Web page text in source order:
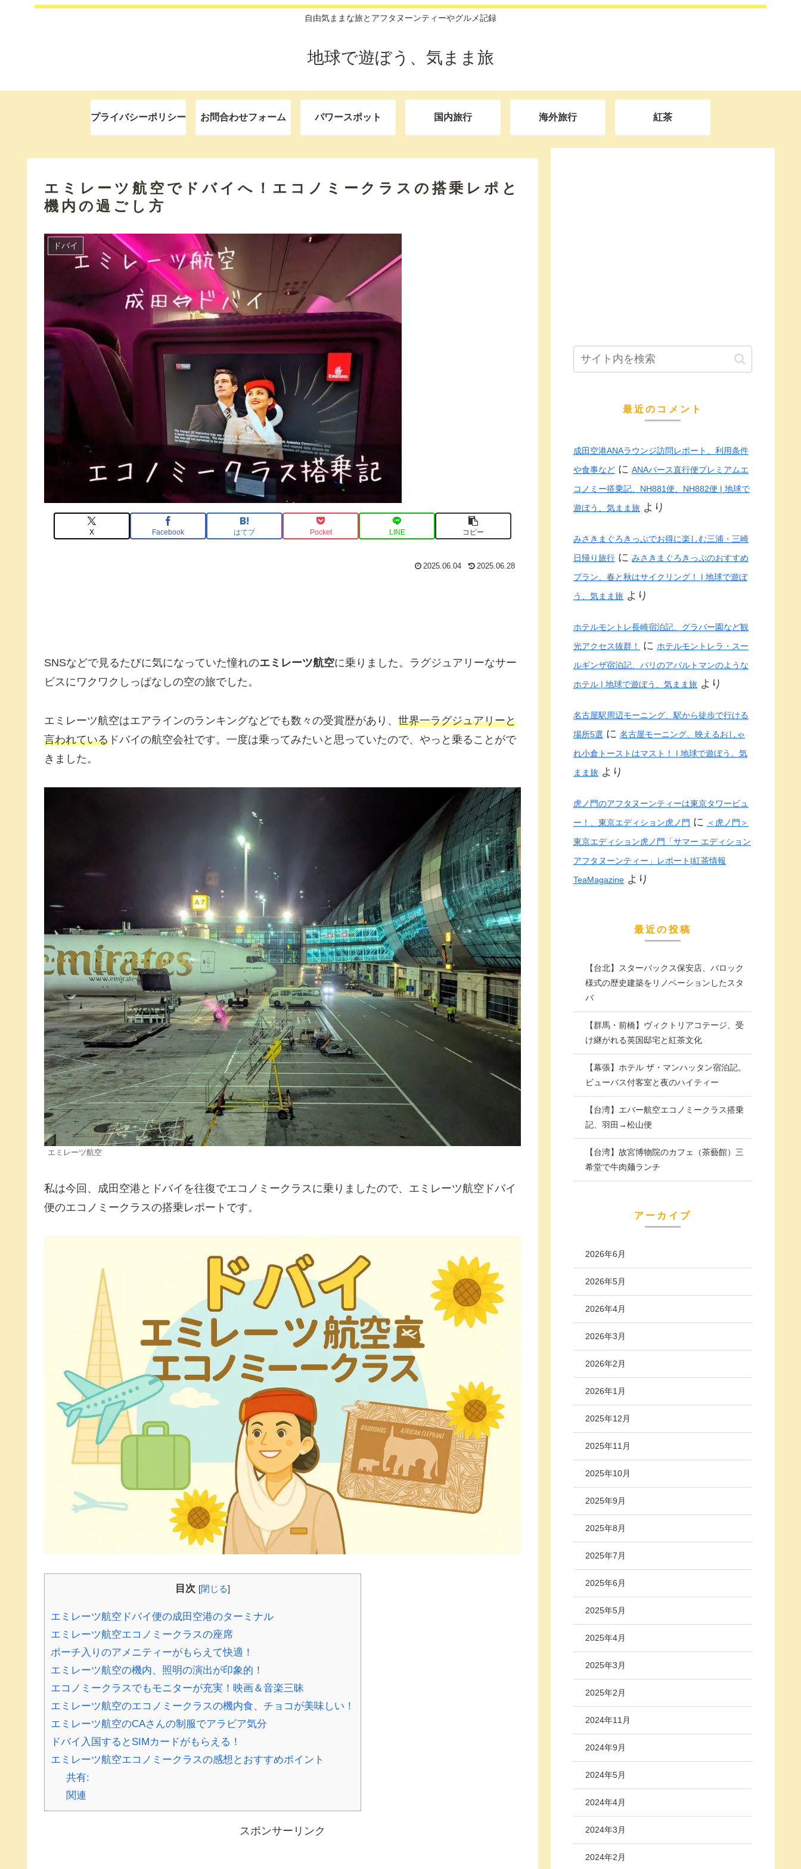
自由気ままな旅とアフタヌーンティーやグルメ記録
地球で遊ぼう、気まま旅
プライバシーポリシー お問合わせフォーム パワースポット 国内旅行 海外旅行 紅茶
エミレーツ航空でドバイへ！エコノミークラスの搭乗レポと
機内の過ごし方
ドバイ
X Facebook はてブ Pocket LINE コピー
2025.06.04 2025.06.28
SNSなどで見るたびに気になっていた憧れのエミレーツ航空に乗りました。ラグジュアリーなサー
ビスにワクワクしっぱなしの空の旅でした。
エミレーツ航空はエアラインのランキングなどでも数々の受賞歴があり、 世界一ラグジュアリーと
言われている ドバイの航空会社です。一度は乗ってみたいと思っていたので、やっと乗ることがで
きました。
エミレーツ航空
私は今回、成田空港とドバイを往復でエコノミークラスに乗りましたので、エミレーツ航空ドバイ
便のエコノミークラスの搭乗レポートです。
目次 [閉じる]
エミレーツ航空ドバイ便の成田空港のターミナル
エミレーツ航空エコノミークラスの座席
ポーチ入りのアメニティーがもらえて快適！
エミレーツ航空の機内、照明の演出が印象的！
エコノミークラスでもモニターが充実！映画＆音楽三昧
エミレーツ航空のエコノミークラスの機内食、チョコが美味しい！
エミレーツ航空のCAさんの制服でアラビア気分
ドバイ入国するとSIMカードがもらえる！
エミレーツ航空エコノミークラスの感想とおすすめポイント
共有:
関連
スポンサーリンク
最近のコメント
成田空港ANAラウンジ訪問レポート、利用条件
や食事など に ANAパース直行便プレミアムエ
コノミー搭乗記、NH881便、NH882便 | 地球で
遊ぼう、気まま旅 より
みさきまぐろきっぷでお得に楽しむ三浦・三崎
日帰り旅行 に みさきまぐろきっぷのおすすめ
プラン、春と秋はサイクリング！ | 地球で遊ぼ
う、気まま旅 より
ホテルモントレ長崎宿泊記、グラバー園など観
光アクセス抜群！
に ホテルモントレラ・スー
ルギンザ宿泊記、パリのアパルトマンのような
ホテル | 地球で遊ぼう、気まま旅 より
名古屋駅周辺モーニング、駅から徒歩で行ける
場所5選 に 名古屋モーニング、映えるおしゃ
れ小倉トーストはマスト！ | 地球で遊ぼう、気
まま旅 より
虎ノ門のアフタヌーンティーは東京タワービュ
ー！、東京エディション虎ノ門 に ＜虎ノ門＞
東京エディション虎ノ門「サマー エディション
アフタヌーンティー」レポート|紅茶情報
TeaMagazine より
最近の投稿
【台北】スターバックス保安店、バロック
様式の歴史建築をリノベーションしたスタ
バ
【群馬・前橋】ヴィクトリアコテージ、受
け継がれる英国邸宅と紅茶文化
【幕張】ホテル ザ・マンハッタン宿泊記。
ビューバス付客室と夜のハイティー
【台湾】エバー航空エコノミークラス搭乗
記、羽田→松山便
【台湾】故宮博物院のカフェ（茶藝館）三
希堂で牛肉麺ランチ
アーカイブ
2026年6月
2026年5月
2026年4月
2026年3月
2026年2月
2026年1月
2025年12月
2025年11月
2025年10月
2025年9月
2025年8月
2025年7月
2025年6月
2025年5月
2025年4月
2025年3月
2025年2月
2024年11月
2024年9月
2024年5月
2024年4月
2024年3月
2024年2月